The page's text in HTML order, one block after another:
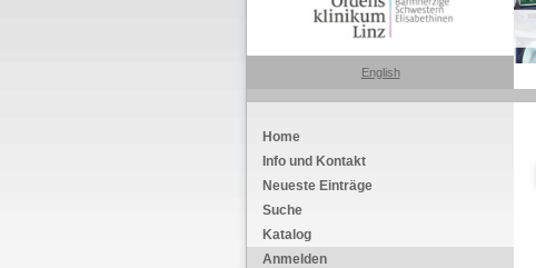
English
Home
Info und Kontakt
Neueste Einträge
Suche
Katalog
Anmelden